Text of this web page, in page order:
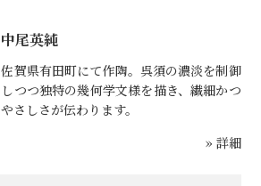
中尾英純
佐賀県有田町にて作陶。呉須の濃淡を制御
しつつ独特の幾何学文様を描き、繊細かつ
やさしさが伝わります。
» 詳細